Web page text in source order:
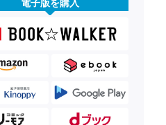
電子版を購入